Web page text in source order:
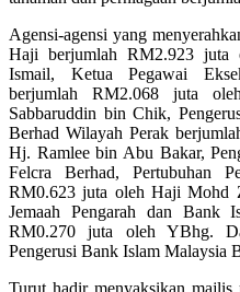
Agensi-agensi yang
Haji berjumlah RM2.923 juta
Ismail, Ketua Pegawai
berjumlah RM2.068 juta
Sabbaruddin bin Chik,
Berhad Wilayah Perak
Hj. Ramlee bin Abu Bakar,
Felcra Berhad, Pertubuhan
RM0.623 juta oleh Haji Mohd
Jemaah Pengarah dan Bank
RM0.270 juta oleh YBhg.
Pengerusi Bank Islam Malaysia